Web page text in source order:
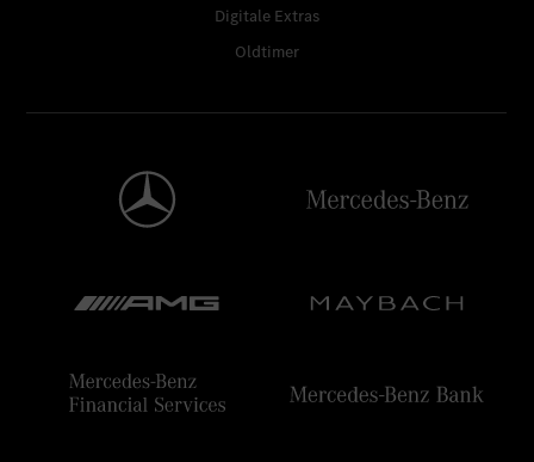
Digitale Extras
Oldtimer